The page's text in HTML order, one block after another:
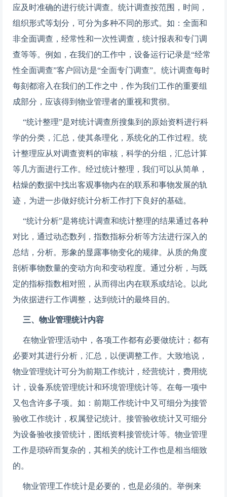
应及时准确的进行统计调查。统计调查按范围，时间，
组织形式等划分，可分为多种不同的形式。如：全面和
非全面调查，经常性和一次性调查，统计报表和专门调
查等等。例如，在我们的工作中，设备运行记录是“经常
性全面调查”客户回访是“全面专门调查”。统计调查每时
每刻都溶入在我们的工作之中，作为我们工作的重要组
成部分，应该得到物业管理者的重视和贯彻。
“统计整理”是对统计调查所搜集到的原始资料进行科
学的分类，汇总，使其条理化，系统化的工作过程。统
计整理应从对调查资料的审核，科学的分组，汇总计算
等几方面进行工作。经过统计整理，我们可以从简单，
枯燥的数据中找出客观事物内在的联系和事物发展的轨
迹，为进一步做好统计分析工作打下良好的基础。
“统计分析”是将统计调查和统计整理的结果通过各种
对比，通过动态数列，指数指标分析等方法进行深入的
总结，分析。形象的显露事物变化的规律。从质的角度
剖析事物数量的变动方向和变动程度。通过分析，与既
定的指标指数相对照，从而得出内在联系或结论。以此
为依据进行工作调整，达到统计的最终目的。
三、物业管理统计内容
在物业管理活动中，各项工作都有必要做统计；都有
必要对其进行分析，汇总，以便调整工作。大致地说，
物业管理统计可分为前期工作统计，经营统计，费用统
计，设备系统管理统计和环境管理统计等。在每一项中
又包含许多子项。如：前期工作统计中又可细分为接管
验收工作统计，权属登记统计。接管验收统计又可细分
为设备验收接管统计，图纸资料接管统计等。物业管理
工作是琐碎而复杂的，其相关的统计工作也是相当细致
的。
物业管理工作统计是必要的，也是必须的。举例来